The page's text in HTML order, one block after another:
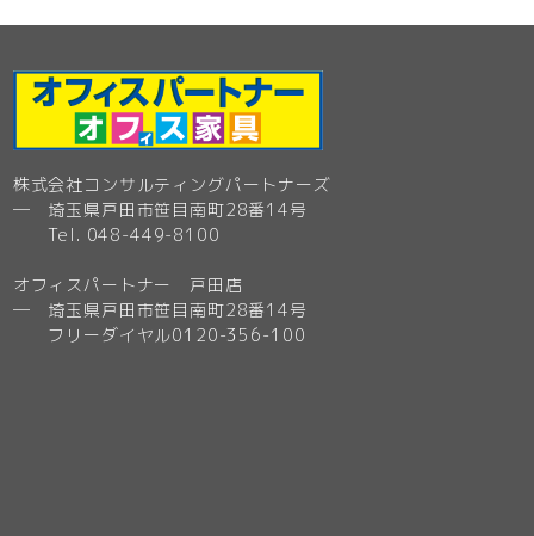
株式会社コンサルティングパートナーズ
─ 埼玉県戸田市笹目南町28番14号
Tel. 048-449-8100
オフィスパートナー 戸田店
─ 埼玉県戸田市笹目南町28番14号
フリーダイヤル0120-356-100